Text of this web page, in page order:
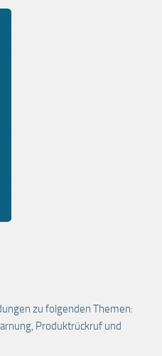
zu folgenden Themen:
Produktrückruf und